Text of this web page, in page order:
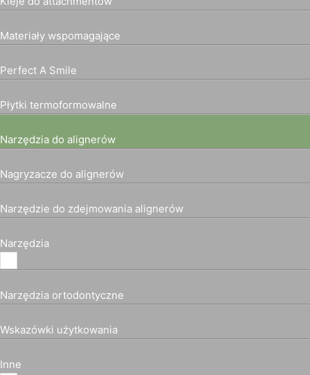
Materiały wspomagające
Perfect A Smile
Płytki termoformowalne
Narzędzia do alignerów
Nagryzacze do alignerów
Narzędzie do zdejmowania alignerów
Narzędzia
Narzędzia ortodontyczne
Wskazówki użytkowania
Inne